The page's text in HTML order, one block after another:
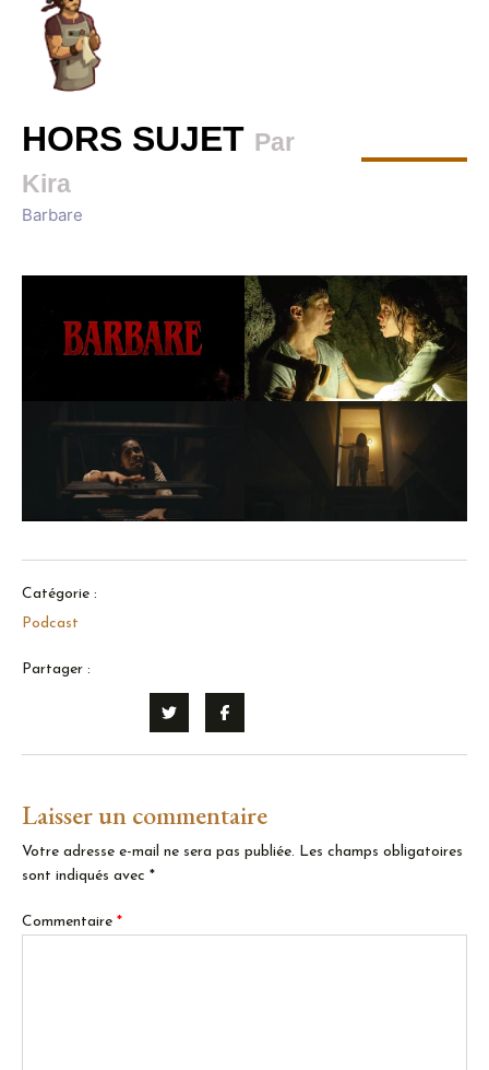
HORS SUJET Par
Kira
Barbare
Catégorie :
Podcast
Partager :
Laisser un commentaire
Votre adresse e-mail ne sera pas publiée. Les champs obligatoires
sont indiqués avec *
Commentaire *